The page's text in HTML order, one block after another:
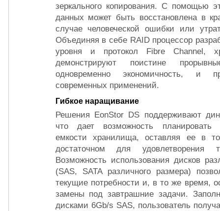
зеркального копирования. С помощью
данных может быть восстановлена в
случае человеческой ошибки или
Объединяя в себе RAID процессор
уровня и протокол Fibre Channel,
демонстрируют поистине
одновременно экономичность, и
современных применений.
Гибкое наращивание
Решения EonStor DS поддерживают
что дает возможность планировать
емкости хранилища, оставляя ее в
достаточном для удовлетворения
Возможность использования дисков
(SAS, SATA различного размера)
текущие потребности и, в то же время,
замены под завтрашние задачи.
дисками 6Gb/s SAS, пользователь